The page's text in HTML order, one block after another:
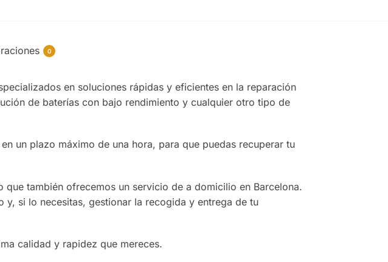
0
en soluciones rápidas y eficientes en la reparación
de baterías con bajo rendimiento y cualquier otro tipo de
un plazo máximo de una hora, para que puedas recuperar tu
también ofrecemos un servicio de a domicilio en Barcelona.
si lo necesitas, gestionar la recogida y entrega de tu
calidad y rapidez que mereces.